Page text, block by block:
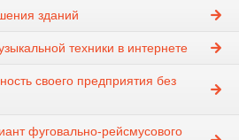
зданий
техники в интернете
своего предприятия без
фуговально-рейсмусового